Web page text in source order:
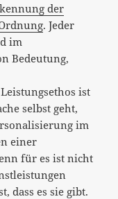
der
. Jeder
im
Bedeutung,
ist
selbst geht,
im
einer
für es ist nicht
dass es sie gibt.